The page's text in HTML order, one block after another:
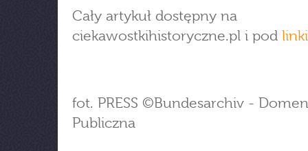
Cały artykuł dostępny na
ciekawostkihistoryczne.pl i pod
fot. PRESS ©Bundesarchiv -
Publiczna